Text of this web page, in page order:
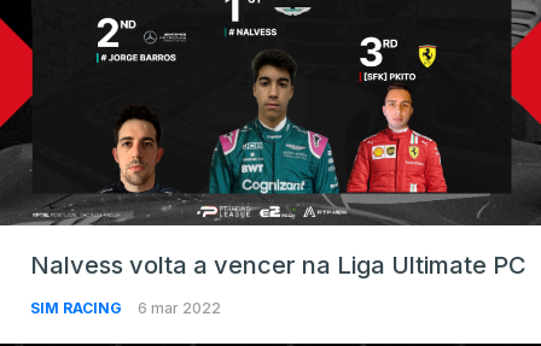
Nalvess volta a vencer na Liga Ultimate PC
SIM RACING 6 mar 2022